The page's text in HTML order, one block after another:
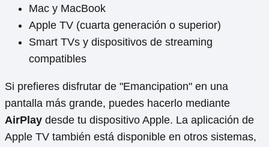
Mac y MacBook
Apple TV (cuarta generación o superior)
Smart TVs y dispositivos de streaming
compatibles
Si prefieres disfrutar de "Emancipation" en una
pantalla más grande, puedes hacerlo mediante
AirPlay desde tu dispositivo Apple. La aplicación de
Apple TV también está disponible en otros sistemas,